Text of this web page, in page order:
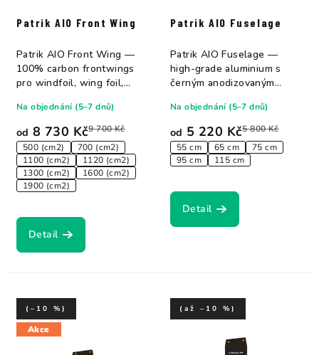
Patrik AIO Front Wing
od 8 730 Kč9 700 Kč
500 (cm2)
700 (cm2)
1100 (cm2)
1120 (cm2)
1300 (cm2)
1600 (cm2)
1900 (cm2)
Na objednání (5–7 dnů)
Detail
Patrik AIO Front Wing —
100% carbon frontwings
pro windfoil, wing foil,
Patrik AIO Fuselage
od 5 220 Kč5 800 Kč
55 cm 65 cm
75 cm
95 cm
115 cm
Na objednání (5–7 dnů)
Detail
Patrik AIO Fuselage —
high-grade aluminium s
černým anodizovaným
Akce
(–10 %) (až –10 %)